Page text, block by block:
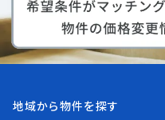
地域から物件を探す